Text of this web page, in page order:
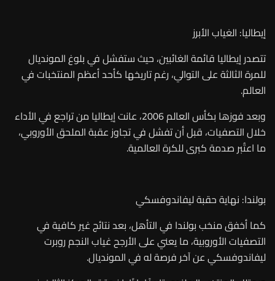
إيطاليا: الغياب الأبرز
تتصدر إيطاليا قائمة الغائبين، حيث ستفشل في بلوغ المونديال
للمرة الثالثة على التوالي، رغم تاريخها كأحد أعظم المنتخبات في
العالم.
وبعد فوزها بكأس العالم 2006، عانت إيطاليا من تراجع في الأداء
خلال التصفيات، قبل أن تفشل في تجاوز عقبة الملحق الأوروبي،
ما اعتُبر صدمة كبرى للكرة العالمية.
بولندا: نهاية حقبة ليفاندوفسكي
كما أخفق منخب بولندا في التأهل، بعد نتائج غير كافية في
التصفيات الأوروبية، ما يعني على الأرجح غياب النجم روبرت
ليفاندوفسكي عن آخر فرصة له في المونديال.